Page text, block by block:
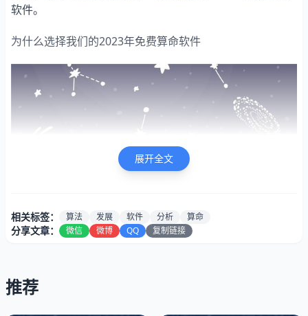
软件。
为什么选择我们的2023年免费算命软件
展开全文
相关标签： 算法 发展 软件 分析 算命
分享文章： 微信 微博 QQ 复制链接
推荐